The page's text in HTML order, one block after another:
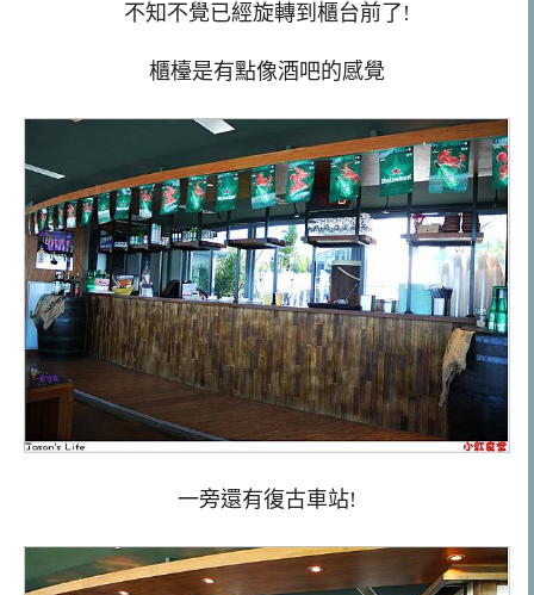
不知不覺已經旋轉到櫃台前了!
櫃檯是有點像酒吧的感覺
一旁還有復古車站!